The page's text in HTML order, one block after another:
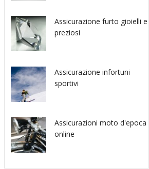
Assicurazione furto gioielli e
preziosi
Assicurazione infortuni
sportivi
Assicurazioni moto d'epoca
online